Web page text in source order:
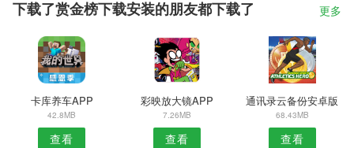
下载了赏金榜下载安装的朋友都下载了 更多
卡库养车APP
42.8MB
查看
彩映放大镜APP
7.26MB
查看
通讯录云备份安卓版
68.43MB
查看